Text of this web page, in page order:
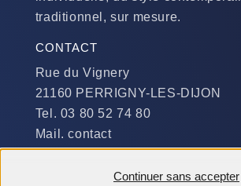
traditionnel, sur mesure.
CONTACT
Rue du Vignery
21160 PERRIGNY-LES-DIJON
Tel. 03 80 52 74 80
Mail. contact
Continuer sans accepter